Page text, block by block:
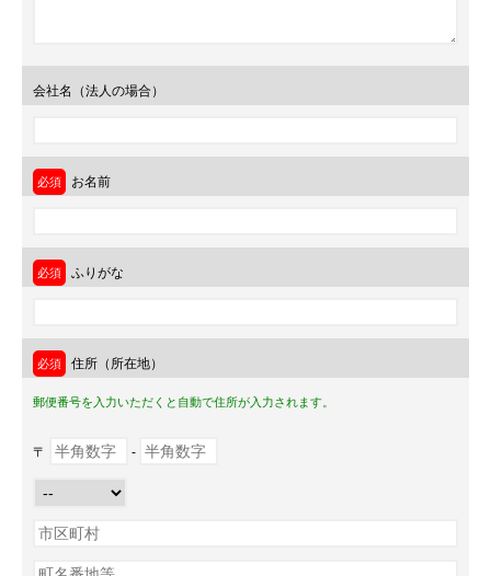
会社名（法人の場合）
お名前
ふりがな
住所（所在地）
郵便番号を入力いただくと自動で住所が入力されます。
〒 -